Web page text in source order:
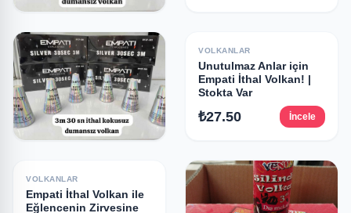
Çocuk Partileri İçin
Güvenle Kullanılacak
Empati İthal Volkan!
₺27.50 İncele
Empati İthal Volkan
Kokusuz Dumansız
VOLKANLAR
Unutulmaz Anlar için
Empati İthal Volkan! |
Stokta Var
₺27.50 İncele
VOLKANLAR
Empati İthal Volkan ile
Eğlencenin Zirvesine